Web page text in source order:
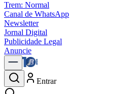
Trem: Normal
Canal de WhatsApp
Newsletter
Jornal Digital
Publicidade Legal
Anuncie
Entrar